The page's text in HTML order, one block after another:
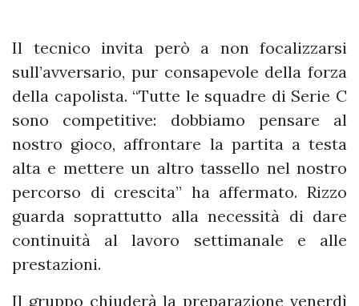
Il tecnico invita però a non focalizzarsi
sull’avversario, pur consapevole della forza
della capolista. “Tutte le squadre di Serie C
sono competitive: dobbiamo pensare al
nostro gioco, affrontare la partita a testa
alta e mettere un altro tassello nel nostro
percorso di crescita” ha affermato. Rizzo
guarda soprattutto alla necessità di dare
continuità al lavoro settimanale e alle
prestazioni.
Il gruppo chiuderà la preparazione venerdì